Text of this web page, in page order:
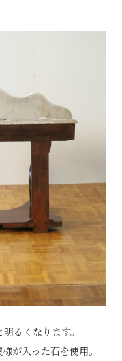
るくなります。
が入った石を使用。